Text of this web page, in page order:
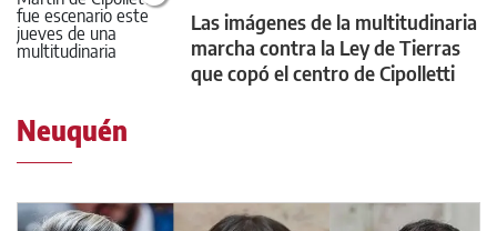
Las imágenes de la multitudinaria
marcha contra la Ley de Tierras
que copó el centro de Cipolletti
Neuquén